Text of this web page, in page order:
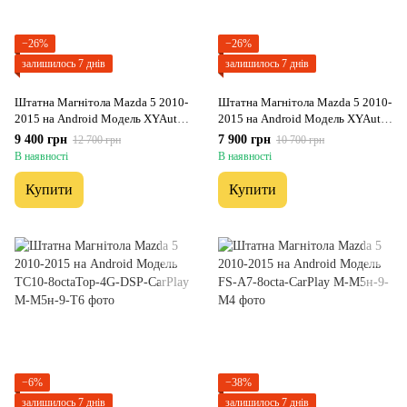
−26%
залишилось 7 днів
Штатна Магнітола Mazda 5 2010-
2015 на Android Модель XYAuto-
5760-8octa-4G-DSP-CarPlay
9 400 грн 12 700 грн
В наявності
Купити
−26%
залишилось 7 днів
Штатна Магнітола Mazda 5 2010-
2015 на Android Модель XYAuto-
7212-8octa-CarPlay
7 900 грн 10 700 грн
В наявності
Купити
−6%
залишилось 7 днів
−38%
залишилось 7 днів